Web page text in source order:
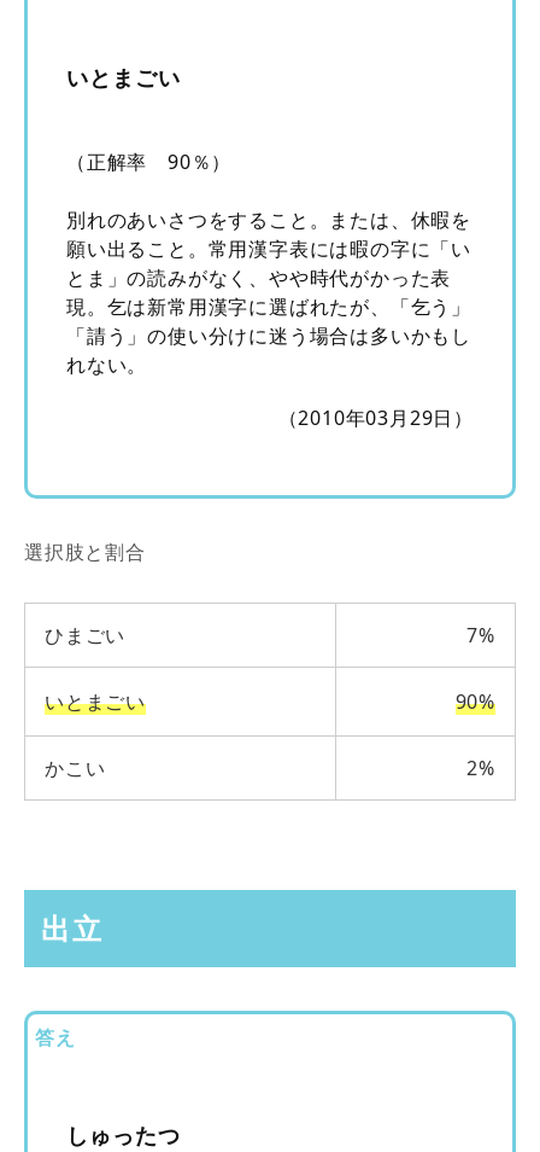
いとまごい
（正解率 90％）
別れのあいさつをすること。または、休暇を
願い出ること。常用漢字表には暇の字に「い
とま」の読みがなく、やや時代がかった表
現。乞は新常用漢字に選ばれたが、「乞う」
「請う」の使い分けに迷う場合は多いかもし
れない。
（2010年03月29日）
選択肢と割合
ひまごい 7%
いとまごい 90%
かこい 2%
出立
答え
しゅったつ